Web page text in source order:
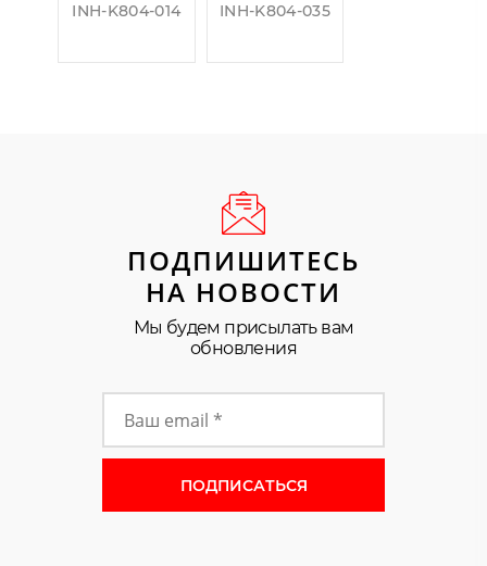
INH-K804-014 INH-K804-035
ПОДПИШИТЕСЬ
НА НОВОСТИ
Мы будем присылать вам
обновления